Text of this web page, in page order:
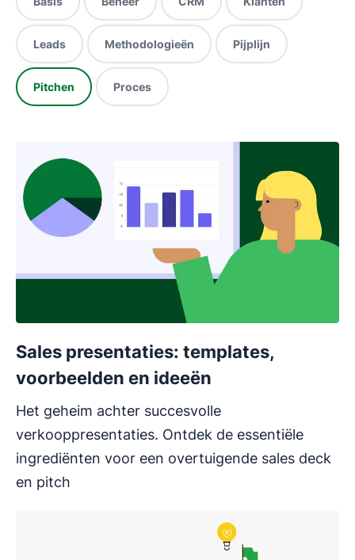
Leads Methodologieën Pijplijn
Pitchen Proces
Sales presentaties: templates,
voorbeelden en ideeën
Het geheim achter succesvolle
verkooppresentaties. Ontdek de essentiële
ingrediënten voor een overtuigende sales deck
en pitch